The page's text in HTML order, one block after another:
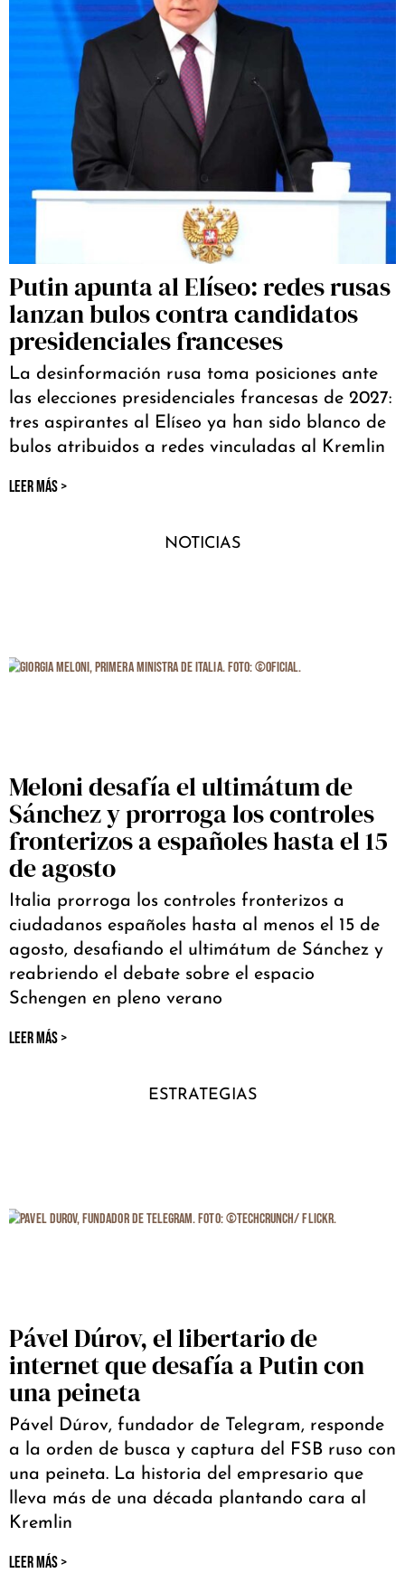
Putin apunta al Elíseo: redes rusas
lanzan bulos contra candidatos
presidenciales franceses
La desinformación rusa toma posiciones ante
las elecciones presidenciales francesas de 2027:
tres aspirantes al Elíseo ya han sido blanco de
bulos atribuidos a redes vinculadas al Kremlin
LEER MÁS >
NOTICIAS
Meloni desafía el ultimátum de
Sánchez y prorroga los controles
fronterizos a españoles hasta el 15
de agosto
Italia prorroga los controles fronterizos a
ciudadanos españoles hasta al menos el 15 de
agosto, desafiando el ultimátum de Sánchez y
reabriendo el debate sobre el espacio
Schengen en pleno verano
LEER MÁS >
ESTRATEGIAS
Pável Dúrov, el libertario de
internet que desafía a Putin con
una peineta
Pável Dúrov, fundador de Telegram, responde
a la orden de busca y captura del FSB ruso con
una peineta. La historia del empresario que
lleva más de una década plantando cara al
Kremlin
LEER MÁS >